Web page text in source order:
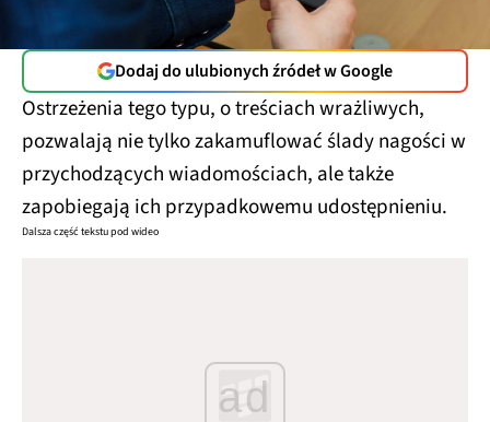
Dodaj do ulubionych źródeł w Google
Ostrzeżenia tego typu, o treściach wrażliwych,
pozwalają nie tylko zakamuflować ślady nagości w
przychodzących wiadomościach, ale także
zapobiegają ich przypadkowemu udostępnieniu.
Dalsza część tekstu pod wideo
ad